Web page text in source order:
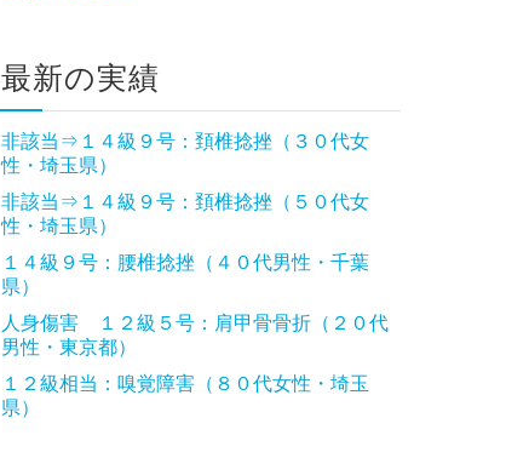
最新の実績
非該当⇒１４級９号：頚椎捻挫（３０代女
性・埼玉県）
非該当⇒１４級９号：頚椎捻挫（５０代女
性・埼玉県）
１４級９号：腰椎捻挫（４０代男性・千葉
県）
人身傷害 １２級５号：肩甲骨骨折（２０代
男性・東京都）
１２級相当：嗅覚障害（８０代女性・埼玉
県）